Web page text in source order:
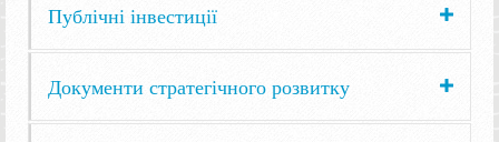
Публічні інвестиції
Документи стратегічного розвитку